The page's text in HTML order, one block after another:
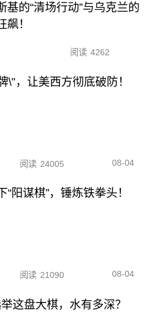
基的“清场行动”与乌克兰的
飙！
阅读 4262
\"，让美西方彻底破防！
阅读 24005 08-04
阳谋棋”，锤炼铁拳头！
阅读 21090 08-04
这盘大棋，水有多深？